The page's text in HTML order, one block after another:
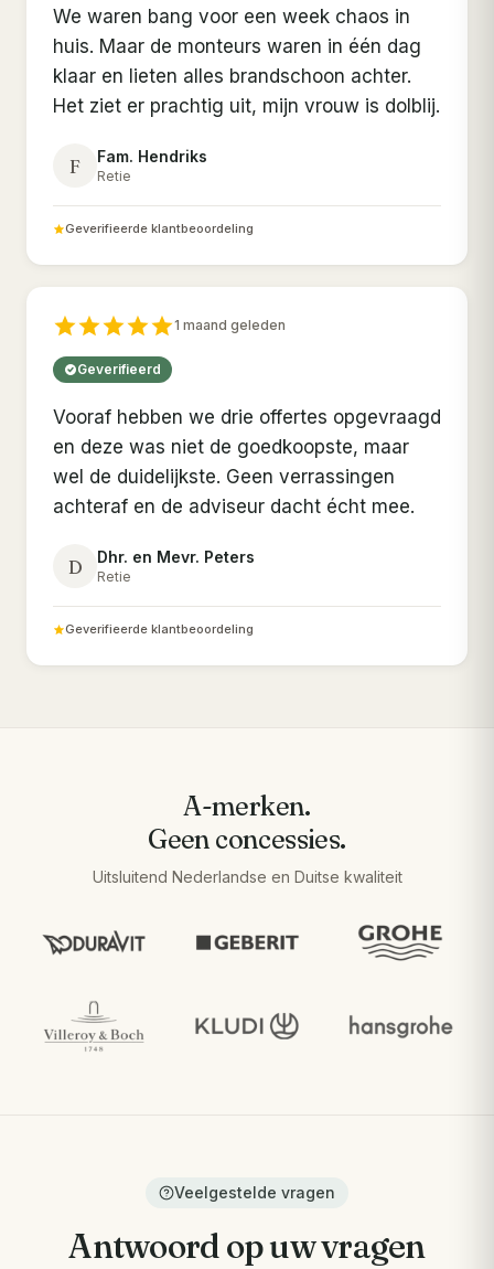
We waren bang voor een week chaos in
huis. Maar de monteurs waren in één dag
klaar en lieten alles brandschoon achter.
Het ziet er prachtig uit, mijn vrouw is dolblij.
F Fam. Hendriks
Retie
Geverifieerde klantbeoordeling
1 maand geleden
Geverifieerd
Vooraf hebben we drie offertes opgevraagd
en deze was niet de goedkoopste, maar
wel de duidelijkste. Geen verrassingen
achteraf en de adviseur dacht écht mee.
D Dhr. en Mevr. Peters
Retie
Geverifieerde klantbeoordeling
A-merken.
Geen concessies.
Uitsluitend Nederlandse en Duitse kwaliteit
Veelgestelde vragen
Antwoord op uw vragen